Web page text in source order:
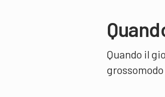
Quando il
grossomodo